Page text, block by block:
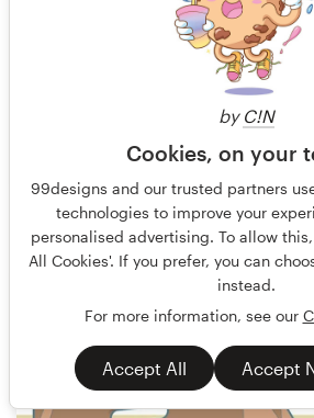
by C!N
Cookies, on your
99designs and our trusted partners
technologies to improve your
personalised advertising. To allow
All Cookies'. If you prefer, you can
instead.
For more information, see our
Accept All Accept
C1k